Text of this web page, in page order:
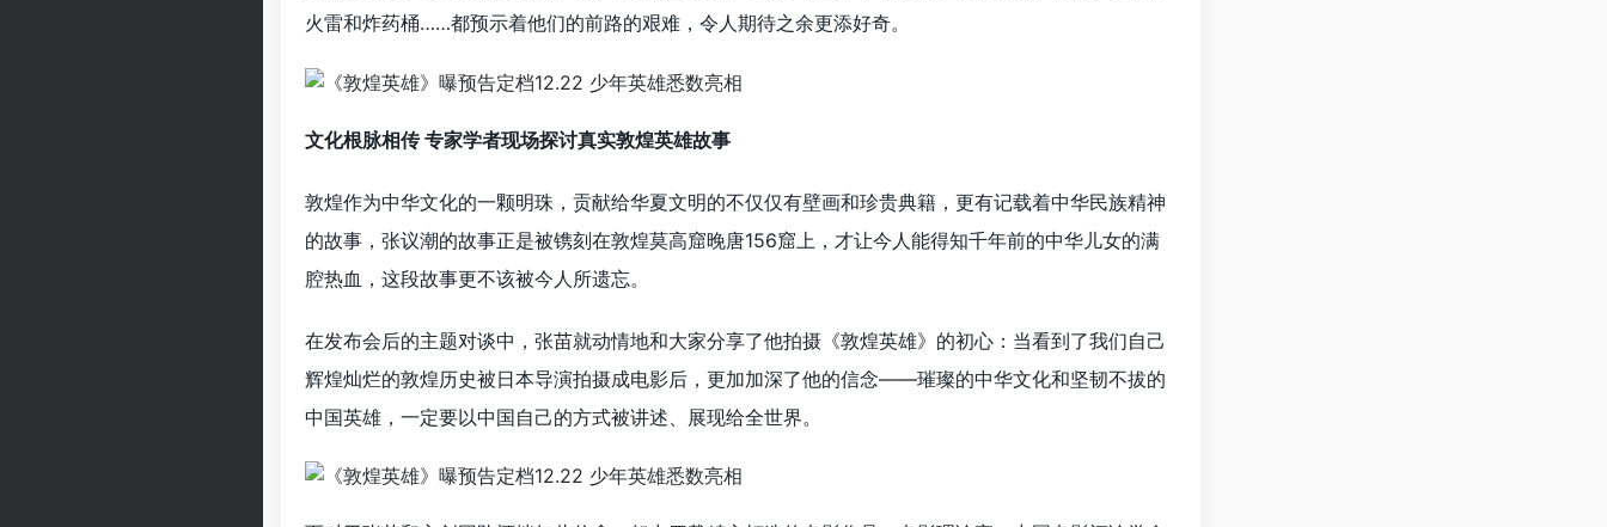
火雷和炸药桶……都预示着他们的前路的艰难，令人期待之余更添好奇。
文化根脉相传 专家学者现场探讨真实敦煌英雄故事
敦煌作为中华文化的一颗明珠，贡献给华夏文明的不仅仅有壁画和珍贵典籍，更有记载着中华民族精神
的故事，张议潮的故事正是被镌刻在敦煌莫高窟晚唐156窟上，才让今人能得知千年前的中华儿女的满
腔热血，这段故事更不该被今人所遗忘。
在发布会后的主题对谈中，张苗就动情地和大家分享了他拍摄《敦煌英雄》的初心：当看到了我们自己
辉煌灿烂的敦煌历史被日本导演拍摄成电影后，更加加深了他的信念——璀璨的中华文化和坚韧不拔的
中国英雄，一定要以中国自己的方式被讲述、展现给全世界。